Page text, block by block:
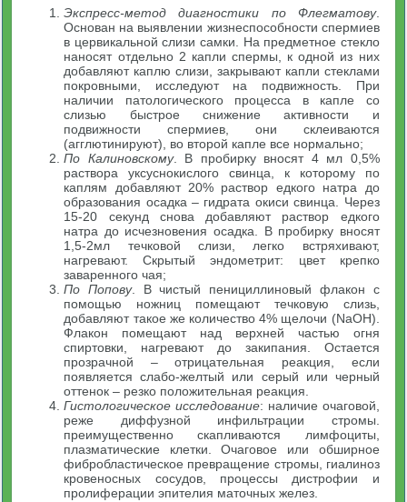
Экспресс-метод диагностики по Флегматову.
Основан на выявлении жизнеспособности спермиев
в цервикальной слизи самки. На предметное стекло
наносят отдельно 2 капли спермы, к одной из них
добавляют каплю слизи, закрывают капли стеклами
покровными, исследуют на подвижность. При
наличии патологического процесса в капле со
слизью быстрое снижение активности и
подвижности спермиев, они склеиваются
(агглютинируют), во второй капле все нормально;
По Калиновскому. В пробирку вносят 4 мл 0,5%
раствора уксуснокислого свинца, к которому по
каплям добавляют 20% раствор едкого натра до
образования осадка – гидрата окиси свинца. Через
15-20 секунд снова добавляют раствор едкого
натра до исчезновения осадка. В пробирку вносят
1,5-2мл течковой слизи, легко встряхивают,
нагревают. Скрытый эндометрит: цвет крепко
заваренного чая;
По Попову. В чистый пенициллиновый флакон с
помощью ножниц помещают течковую слизь,
добавляют такое же количество 4% щелочи (NaOH).
Флакон помещают над верхней частью огня
спиртовки, нагревают до закипания. Остается
прозрачной – отрицательная реакция, если
появляется слабо-желтый или серый или черный
оттенок – резко положительная реакция.
Гистологическое исследование: наличие очаговой,
реже диффузной инфильтрации стромы.
преимущественно скапливаются лимфоциты,
плазматические клетки. Очаговое или обширное
фибробластическое превращение стромы, гиалиноз
кровеносных сосудов, процессы дистрофии и
пролиферации эпителия маточных желез.